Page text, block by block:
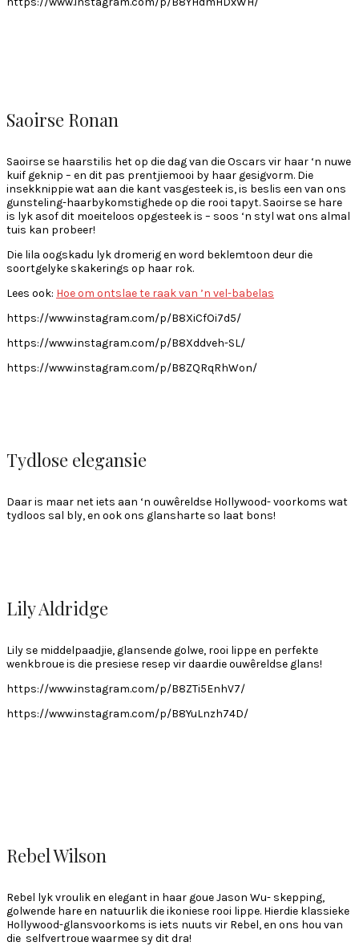
Saoirse Ronan
Saoirse se haarstilis het op die dag van die Oscars vir haar ‘n nuwe
kuif geknip – en dit pas prentjiemooi by haar gesigvorm. Die
insekknippie wat aan die kant vasgesteek is, is beslis een van ons
gunsteling-haarbykomstighede op die rooi tapyt. Saoirse se hare
is lyk asof dit moeiteloos opgesteek is – soos ‘n styl wat ons almal
tuis kan probeer!
Die lila oogskadu lyk dromerig en word beklemtoon deur die
soortgelyke skakerings op haar rok.
Lees ook: Hoe om ontslae te raak van ’n vel-babelas
https://www.instagram.com/p/B8XiCfOi7d5/
https://www.instagram.com/p/B8Xddveh-SL/
https://www.instagram.com/p/B8ZQRqRhWon/
Tydlose elegansie
Daar is maar net iets aan ‘n ouwêreldse Hollywood- voorkoms wat
tydloos sal bly, en ook ons glansharte so laat bons!
Lily Aldridge
Lily se middelpaadjie, glansende golwe, rooi lippe en perfekte
wenkbroue is die presiese resep vir daardie ouwêreldse glans!
https://www.instagram.com/p/B8ZTi5EnhV7/
https://www.instagram.com/p/B8YuLnzh74D/
Rebel Wilson
Rebel lyk vroulik en elegant in haar goue Jason Wu- skepping,
golwende hare en natuurlik die ikoniese rooi lippe. Hierdie klassieke
Hollywood-glansvoorkoms is iets nuuts vir Rebel, en ons hou van
die selfvertroue waarmee sy dit dra!